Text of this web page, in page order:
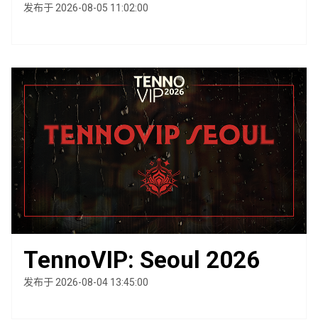
发布于 2026-08-05 11:02:00
TennoVIP: Seoul 2026
发布于 2026-08-04 13:45:00